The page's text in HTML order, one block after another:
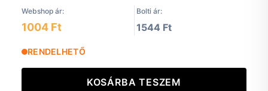
Webshop ár: Bolti ár:
1004 Ft 1544 Ft
RENDELHETŐ
KOSÁRBA TESZEM